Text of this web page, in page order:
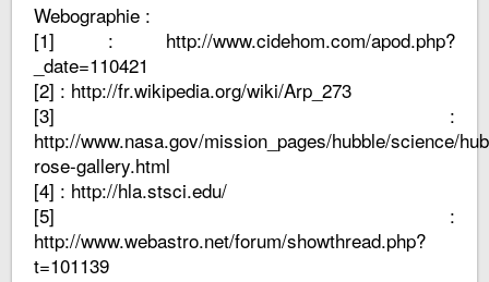
Webographie :
[1] : http://www.cidehom.com/apod.php?
_date=110421
[2] : http://fr.wikipedia.org/wiki/Arp_273
[3] :
http://www.nasa.gov/mission_pages/hubble/science/
rose-gallery.html
[4] : http://hla.stsci.edu/
[5] :
http://www.webastro.net/forum/showthread.php?
t=101139